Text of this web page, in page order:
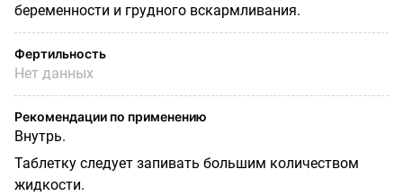
беременности и грудного вскармливания.
Фертильность
Нет данных
Рекомендации по применению
Внутрь.
Таблетку следует запивать большим количеством
жидкости.